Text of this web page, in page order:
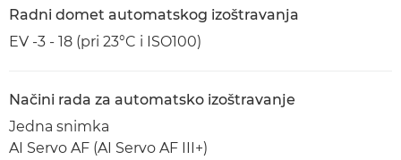
Radni domet automatskog izoštravanja
EV -3 - 18 (pri 23°C i ISO100)
Načini rada za automatsko izoštravanje
Jedna snimka
AI Servo AF (AI Servo AF III+)